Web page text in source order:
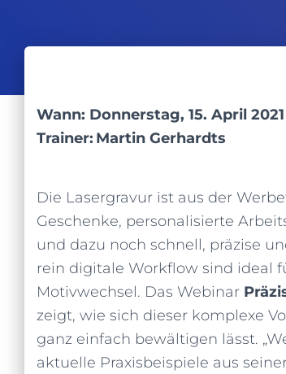
Wann: Donnerstag, 15. April
Trainer: Martin Gerhardts
Die Lasergravur ist aus der
Geschenke, personalisierte
und dazu noch schnell, präzise
rein digitale Workflow sind ideal
Motivwechsel. Das Webinar
zeigt, wie sich dieser komplexe
ganz einfach bewältigen lässt.
aktuelle Praxisbeispiele aus